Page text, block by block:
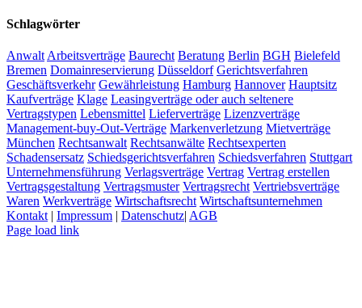
Schlagwörter
Anwalt Arbeitsverträge Baurecht Beratung Berlin BGH Bielefeld
Bremen Domainreservierung Düsseldorf Gerichtsverfahren
Geschäftsverkehr Gewährleistung Hamburg Hannover Hauptsitz
Kaufverträge Klage Leasingverträge oder auch seltenere
Vertragstypen Lebensmittel Lieferverträge Lizenzverträge
Management-buy-Out-Verträge Markenverletzung Mietverträge
München Rechtsanwalt Rechtsanwälte Rechtsexperten
Schadensersatz Schiedsgerichtsverfahren Schiedsverfahren Stuttgart
Unternehmensführung Verlagsverträge Vertrag Vertrag erstellen
Vertragsgestaltung Vertragsmuster Vertragsrecht Vertriebsverträge
Waren Werkverträge Wirtschaftsrecht Wirtschaftsunternehmen
Kontakt | Impressum | Datenschutz| AGB
Page load link